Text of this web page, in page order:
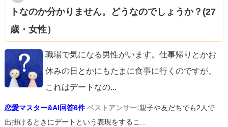
トなのか分かりません。どうなのでしょうか？(27
歳・女性）
職場で気になる男性がいます。仕事帰りとかお
休みの日とかにもたまに食事に行くのですが、
これはデートなの...
恋愛マスター&AI回答6件 ベストアンサー:親子や友だちでも2人で
出掛けるときにデートという表現をするこ...